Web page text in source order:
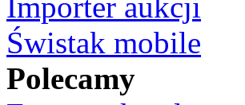
Świstak mobile
Polecamy